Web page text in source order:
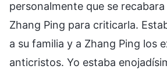
personalmente que se
Zhang Ping para criticarla.
a su familia y a Zhang Ping los
anticristos. Yo estaba